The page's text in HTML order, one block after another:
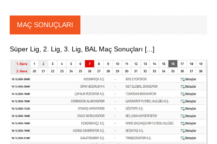
MAÇ SONUÇLARI
Süper Lig, 2. Lig, 3. Lig, BAL Maç Sonuçları [...]